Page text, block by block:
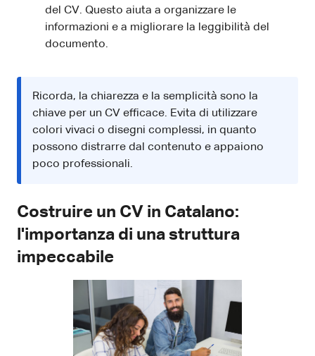
del CV. Questo aiuta a organizzare le
informazioni e a migliorare la leggibilità del
documento.
Ricorda, la chiarezza e la semplicità sono la
chiave per un CV efficace. Evita di utilizzare
colori vivaci o disegni complessi, in quanto
possono distrarre dal contenuto e appaiono
poco professionali.
Costruire un CV in Catalano:
l'importanza di una struttura
impeccabile